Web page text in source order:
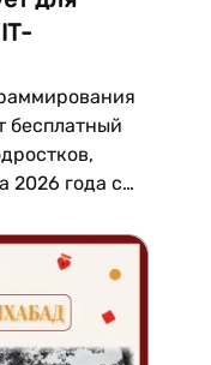
бесплатный
2026 года с
IT-
задания и
детям